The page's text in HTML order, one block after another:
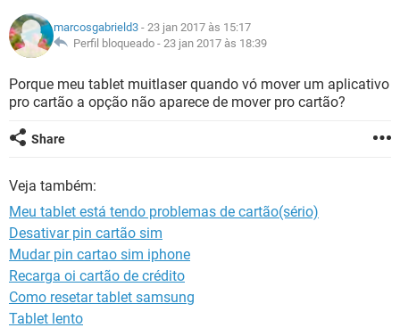
GUIA DE COMPRAS
OUTLOOK EXCEL
INSTAGRAM
GUIA DE COMPRAS
CELULAR FACEBOOK
INSTAGRAM GMAIL
GUIA DE COMPRAS
GLOSSÁRIO
JOGOS
CELULAR FACEBOOK
INSTAGRAM
marcosgabrield3 - 23 jan 2017 às 15:17
Perfil bloqueado - 23 jan 2017 às 18:39
Porque meu tablet muitlaser quando vó mover um aplicativo
pro cartão a opção não aparece de mover pro cartão?
Share
Veja também:
Meu tablet está tendo problemas de cartão(sério)
Desativar pin cartão sim
Mudar pin cartao sim iphone
Recarga oi cartão de crédito
Como resetar tablet samsung
Tablet lento